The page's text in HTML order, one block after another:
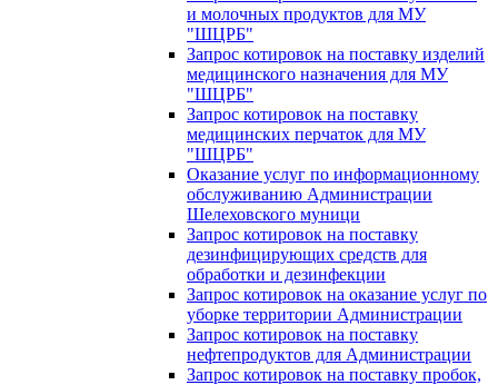
и молочных продуктов для МУ
"ШЦРБ"
Запрос котировок на поставку изделий
медицинского назначения для МУ
"ШЦРБ"
Запрос котировок на поставку
медицинских перчаток для МУ
"ШЦРБ"
Оказание услуг по информационному
обслуживанию Администрации
Шелеховского муници
Запрос котировок на поставку
дезинфицирующих средств для
обработки и дезинфекции
Запрос котировок на оказание услуг по
уборке территории Администрации
Запрос котировок на поставку
нефтепродуктов для Администрации
Запрос котировок на поставку пробок,